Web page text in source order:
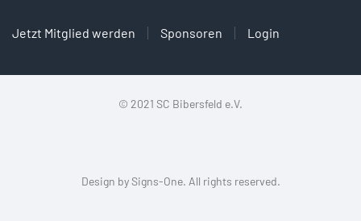
Jetzt Mitglied werden Sponsoren Login
© 2021 SC Bibersfeld e.V.
Design bySigns-One. All rights reserved.